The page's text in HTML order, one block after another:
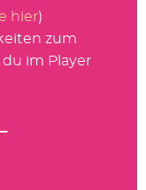
hier)
zum
im Player